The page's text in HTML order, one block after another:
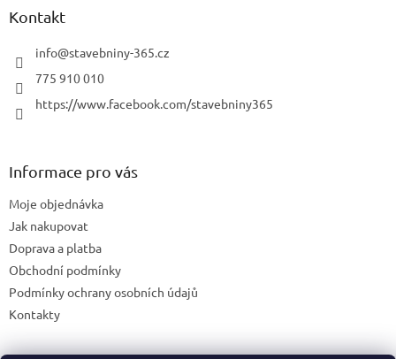
Kontakt
info@stavebniny-365.cz
775 910 010
https://www.facebook.com/stavebniny365
Informace pro vás
Moje objednávka
Jak nakupovat
Doprava a platba
Obchodní podmínky
Podmínky ochrany osobních údajů
Kontakty